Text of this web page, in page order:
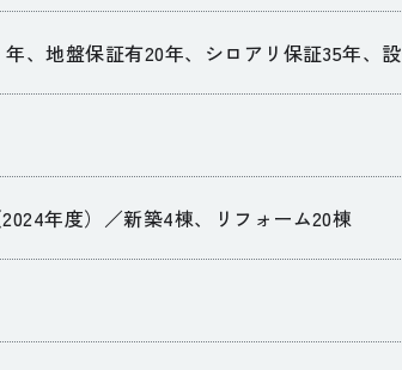
、地盤保証有20年、シロアリ保証35年、
年度）／新築4棟、リフォーム20棟